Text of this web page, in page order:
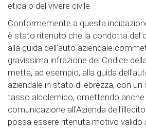
etica o del vivere civile.
Conformemente a questa
è stato ritenuto che la condotta del
alla guida dell’auto aziendale
gravissima infrazione del Codice
metta, ad esempio, alla guida
aziendale in stato di ebrezza, con
tasso alcolemico, omettendo anche
comunicazione all’Azienda
possa essere ritenuta motivo valido